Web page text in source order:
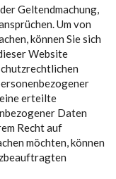
Geltendmachung,
Um von
können Sie sich
Website
erteilte
Daten
Recht auf
möchten, können